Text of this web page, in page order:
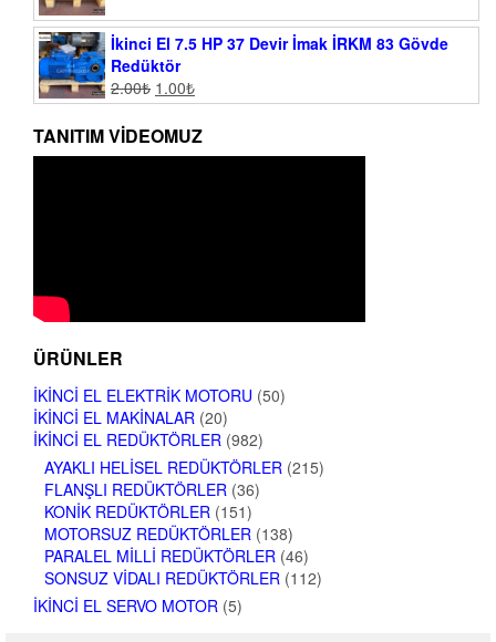
İkinci El 7.5 HP 37 Devir İmak İRKM 83 Gövde
Redüktör
2.00₺ 1.00₺
TANITIM VIDEOMUZ
ÜRÜNLER
İKINCI EL ELEKTRIK MOTORU (50)
İKINCI EL MAKINALAR (20)
İKINCI EL REDÜKTÖRLER (982)
AYAKLI HELISEL REDÜKTÖRLER (215)
FLANŞLI REDÜKTÖRLER (36)
KONIK REDÜKTÖRLER (151)
MOTORSUZ REDÜKTÖRLER (138)
PARALEL MILLI REDÜKTÖRLER (46)
SONSUZ VIDALI REDÜKTÖRLER (112)
İKINCI EL SERVO MOTOR (5)